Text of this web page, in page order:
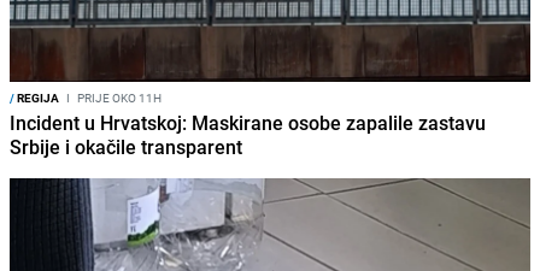
/REGIJA I PRIJE OKO 11H
Incident u Hrvatskoj: Maskirane osobe zapalile zastavu
Srbije i okačile transparent